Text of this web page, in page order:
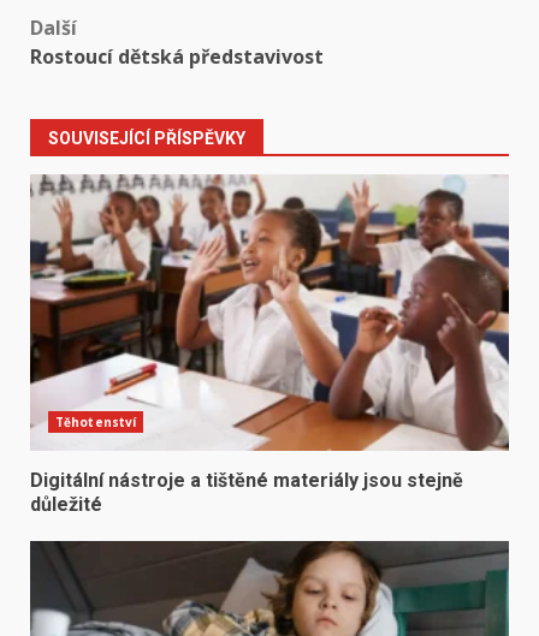
Další
Rostoucí dětská představivost
SOUVISEJÍCÍ PŘÍSPĚVKY
Těhotenství
Digitální nástroje a tištěné materiály jsou stejně
důležité